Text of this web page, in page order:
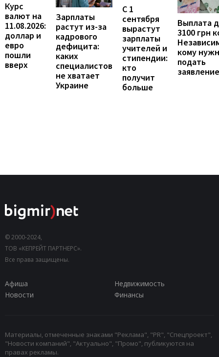
Курс
валют на
11.08.2026:
доллар и
евро
пошли
вверх
Зарплаты
растут из-за
кадрового
дефицита:
каких
специалистов
не хватает
Украине
С 1
сентября
вырастут
зарплаты
учителей и
стипендии:
кто
получит
больше
Выплата
3100 грн
кому
подать
заявление
© 2000-2024,
ТОВ «КЕПРЕЙТ ПАРТНЕРС».
Все права защищены.
Афиша
Недвижимость
Новости
Финансы
Материалы, отмеченные знаками "Реклама", "PR", "Спецпроект",
"Новости компаний", "Актуально", "Промо", публикуются на
правах рекламы.